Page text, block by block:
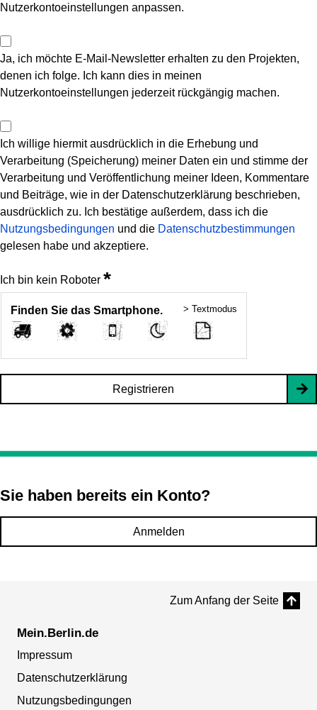
Nutzerkontoeinstellungen anpassen.
Ja, ich möchte E-Mail-Newsletter erhalten zu den Projekten,
denen ich folge. Ich kann dies in meinen
Nutzerkontoeinstellungen jederzeit rückgängig machen.
Ich willige hiermit ausdrücklich in die Erhebung und
Verarbeitung (Speicherung) meiner Daten ein und stimme der
Verarbeitung und Veröffentlichung meiner Ideen, Kommentare
und Beiträge, wie in der Datenschutzerklärung beschrieben,
ausdrücklich zu. Ich bestätige außerdem, dass ich die
Nutzungsbedingungen und die Datenschutzbestimmungen
gelesen habe und akzeptiere.
Ich bin kein Roboter *
Finden Sie das Smartphone. > Textmodus
Registrieren
Sie haben bereits ein Konto?
Anmelden
Zum Anfang der Seite
Mein.Berlin.de
Impressum
Datenschutzerklärung
Nutzungsbedingungen